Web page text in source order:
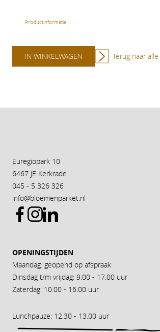
Productinformatie
IN WINKELWAGEN Terug naar
Euregiopark 10
6467 JE Kerkrade
045 - 5 326 326
info@bloemenparket.nl
OPENINGSTIJDEN
Maandag: geopend op afspraak
Dinsdag t/m vrijdag: 9.00 - 17.00 uur
Zaterdag: 10.00 - 16.00 uur
Lunchpauze: 12.30 - 13.00 uur